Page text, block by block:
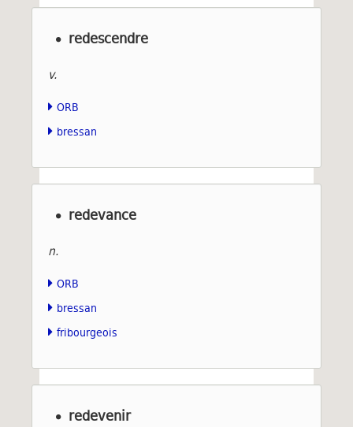
redescendre
v.
ORB
bressan
redevance
n.
ORB
bressan
fribourgeois
redevenir